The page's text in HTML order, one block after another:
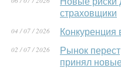
страховщики
04 / 07 / 2026 Конкуренция
02 / 07 / 2026
Рынок
принял